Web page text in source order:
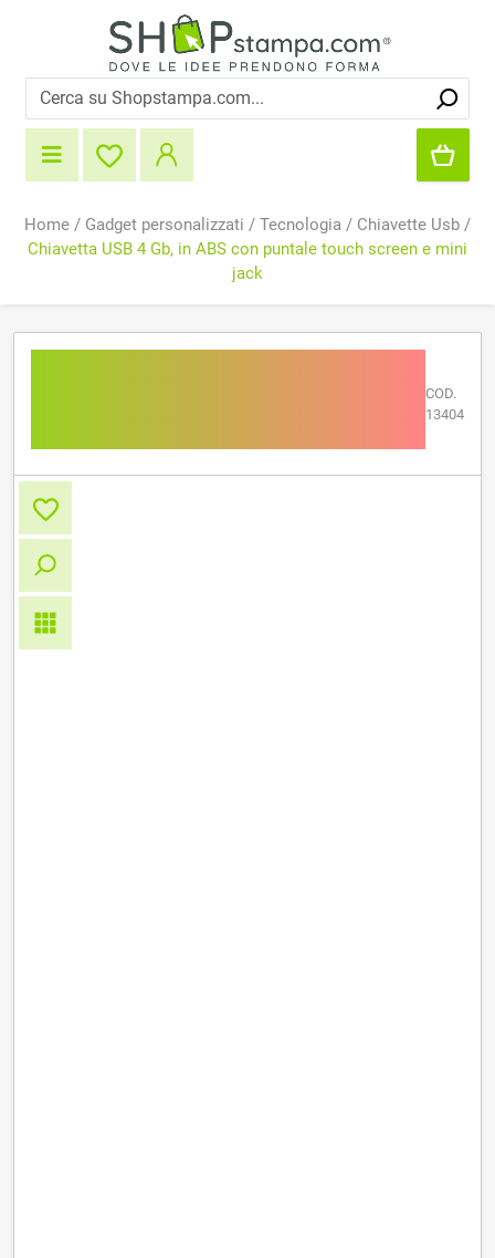
Home / Gadget personalizzati / Tecnologia / Chiavette Usb /
Chiavetta USB 4 Gb, in ABS con puntale touch screen e mini
jack
COD.
13404